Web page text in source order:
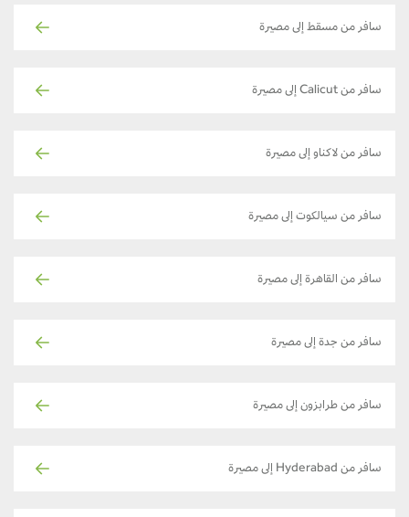
سافر من مسقط إلى مصيرة
سافر من Calicut إلى مصيرة
سافر من لاكناو إلى مصيرة
سافر من سيالكوت إلى مصيرة
سافر من القاهرة إلى مصيرة
سافر من جدة إلى مصيرة
سافر من طرابزون إلى مصيرة
سافر من Hyderabad إلى مصيرة